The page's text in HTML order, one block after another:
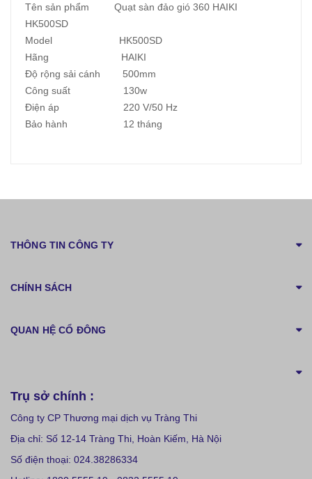
Tên sản phẩm Quạt sàn đảo gió 360 HAIKI
HK500SD
Model HK500SD
Hãng HAIKI
Độ rộng sải cánh 500mm
Công suất 130w
Điện áp 220 V/50 Hz
Bảo hành 12 tháng
THÔNG TIN CÔNG TY
CHÍNH SÁCH
QUAN HỆ CỔ ĐÔNG
Trụ sở chính :
Công ty CP Thương mại dịch vụ Tràng Thi
Địa chỉ: Số 12-14 Tràng Thi, Hoàn Kiếm, Hà Nội
Số điện thoại: 024.38286334